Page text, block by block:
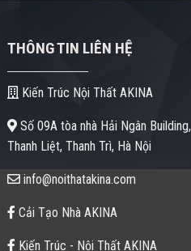
THÔNG TIN LIÊN HỆ
Kiến Trúc Nội Thất AKINA
Số 09A tòa nhà Hải Ngân Building,
Thanh Liệt, Thanh Trì, Hà Nội
info@noithatakina.com
Cải Tạo Nhà AKINA
Kiến Trúc - Nội Thất AKINA